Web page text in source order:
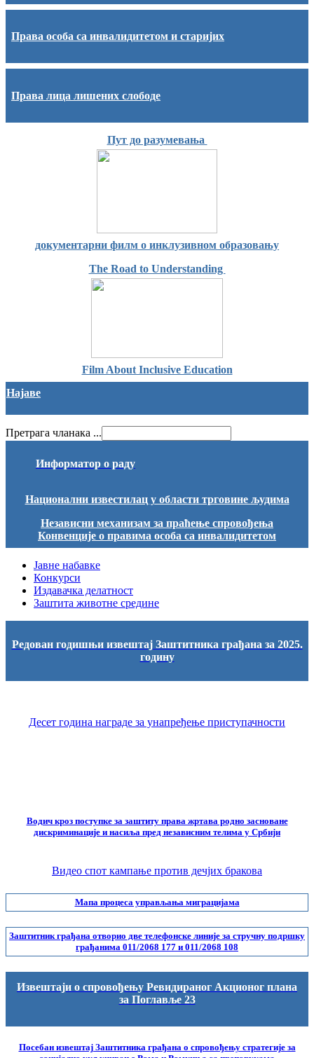
Права особа са инвалидитетом и старијих
Права лица лишених слободе
Пут до разумевања
документарни филм о инклузивном образовању
The Road to Understanding
Film About Inclusive Education
Најаве
Претрага чланака ...
Информатор о раду
Национални известилац у области трговине људима
Независни механизам за праћење спровођења
Конвенције о правима особа са инвалидитетом
Јавне набавке
Конкурси
Издавачка делатност
Заштита животне средине
Редован годишњи извештај Заштитника грађана за 2025.
годину
Десет година награде за унапређење приступачности
Водич кроз поступке за заштиту права жртава родно засноване
дискриминације и насиља пред независним телима у Србији
Видео спот кампање против дечјих бракова
Мапа процеса управљања миграцијама
Заштитник грађана отворио две телефонске линије за стручну подршку
грађанима 011/2068 177 и 011/2068 108
Извештаји о спровођењу Ревидираног Акционог плана
за Поглавље 23
Посебан извештај Заштитника грађана о спровођењу стратегије за